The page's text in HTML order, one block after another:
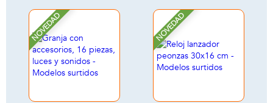
sonidos
11x15'5x13'5cm
NOVEDAD NOVEDAD